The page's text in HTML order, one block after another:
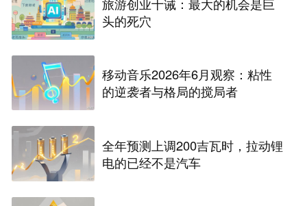
头的死穴
移动音乐2026年6月观察：粘性
的逆袭者与格局的搅局者
全年预测上调200吉瓦时，拉动锂
电的已经不是汽车